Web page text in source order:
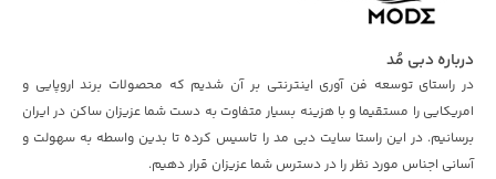
درباره دبی مُد
در راستای توسعه فن آوری اینترنتی بر آن شدیم که محصولات برند اروپایی و
امریکایی را مستقیما و با هزینه بسیار متفاوت به دست شما عزیزان ساکن در ایران
برسانیم. در این راستا سایت دبی مد را تاسیس کرده تا بدین واسطه به سهولت و
آسانی اجناس مورد نظر را در دسترس شما عزیزان قرار دهیم.